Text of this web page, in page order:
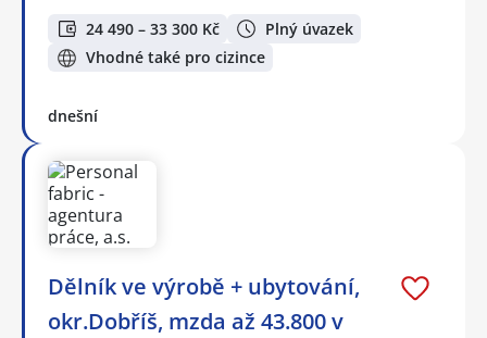
24 490 – 33 300 Kč
Plný úvazek
Vhodné také pro cizince
dnešní
Dělník ve výrobě + ubytování,
okr.Dobříš, mzda až 43.800 v